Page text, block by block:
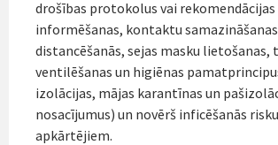
drošības protokolus vai
informēšanas, kontaktu
distancēšanās, sejas masku lietošanas,
ventilēšanas un higiēnas
izolācijas, mājas karantīnas un
nosacījumus) un novērš inficēšanās
apkārtējiem.